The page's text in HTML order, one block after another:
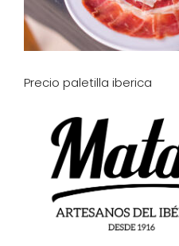
Precio paletilla iberica